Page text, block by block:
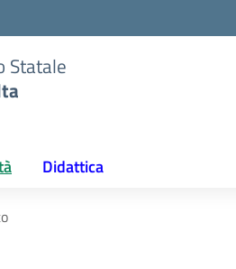
Statale
Didattica